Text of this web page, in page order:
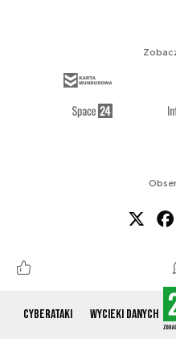
Cyberataki Wycieki danych